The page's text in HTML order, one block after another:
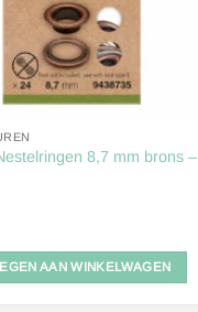
8,7 mm brons –
AAN WINKELWAGEN